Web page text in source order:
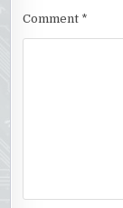
Comment *